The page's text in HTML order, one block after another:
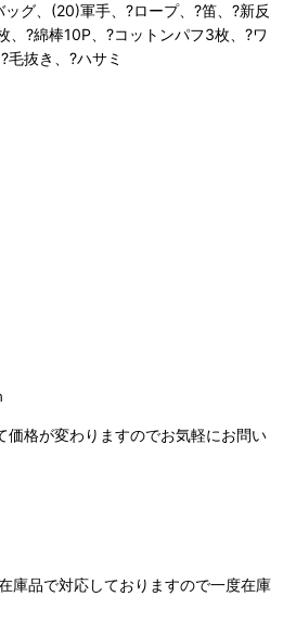
グ、(20)軍手、?ロープ、?笛、?新反
、?綿棒10P、?コットンパフ3枚、?ワ
毛抜き、?ハサミ
価格が変わりますのでお気軽にお問い
品で対応しておりますので一度在庫